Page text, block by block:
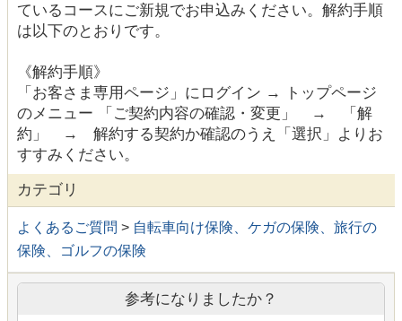
ているコースにご新規でお申込みください。解約手順
は以下のとおりです。
《解約手順》
「お客さま専用ページ」にログイン → トップページ
のメニュー 「ご契約内容の確認・変更」 → 「解
約」 → 解約する契約か確認のうえ「選択」よりお
すすみください。
カテゴリ
よくあるご質問 > 自転車向け保険、ケガの保険、旅行の
保険、ゴルフの保険
参考になりましたか？